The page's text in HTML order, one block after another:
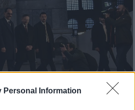
Personal Information